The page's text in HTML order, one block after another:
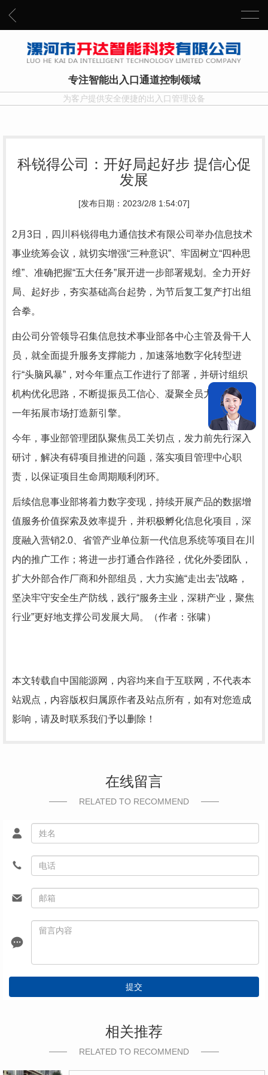
专注智能出入口通道控制领域
为客户提供安全便捷的出入口管理设备
科锐得公司：开好局起好步 提信心促
发展
[发布日期：2023/2/8 1:54:07]
2月3日，四川科锐得电力通信技术有限公司举办信息技术
事业统筹会议，就切实增强“三种意识”、牢固树立“四种思
维”、准确把握“五大任务”展开进一步部署规划。全力开好
局、起好步，夯实基础高台起势，为节后复工复产打出组
合拳。
由公司分管领导召集信息技术事业部各中心主管及骨干人
员，就全面提升服务支撑能力，加速落地数字化转型进
行“头脑风暴”，对今年重点工作进行了部署，并研讨组织
机构优化思路，不断提振员工信心、凝聚全员力量，为新
一年拓展市场打造新引擎。
今年，事业部管理团队聚焦员工关切点，发力前先行深入
研讨，解决有碍项目推进的问题，落实项目管理中心职
责，以保证项目生命周期顺利闭环。
后续信息事业部将着力数字变现，持续开展产品的数据增
值服务价值探索及效率提升，并积极孵化信息化项目，深
度融入营销2.0、省管产业单位新一代信息系统等项目在川
内的推广工作；将进一步打通合作路径，优化外委团队，
扩大外部合作厂商和外部组员，大力实施“走出去”战略，
坚决牢守安全生产防线，践行“服务主业，深耕产业，聚焦
行业”更好地支撑公司发展大局。（作者：张啸）
本文转载自中国能源网，内容均来自于互联网，不代表本
站观点，内容版权归属原作者及站点所有，如有对您造成
影响，请及时联系我们予以删除！
在线留言
RELATED TO RECOMMEND
提交
相关推荐
RELATED TO RECOMMEND